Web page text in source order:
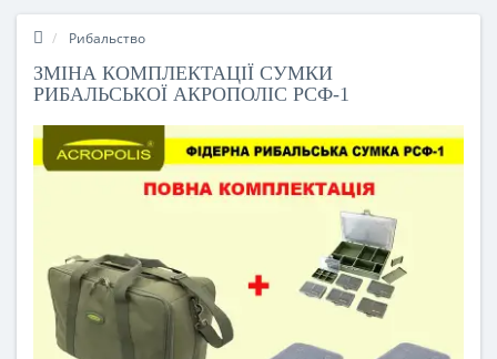
Рибальство
ЗМІНА КОМПЛЕКТАЦІЇ СУМКИ
РИБАЛЬСЬКОЇ АКРОПОЛІС РСФ-1